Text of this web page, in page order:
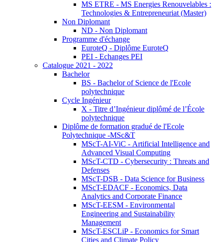
MS ETRE - MS Energies Renouvelables :
Technologies & Entrepreneuriat (Master)
Non Diplomant
ND - Non Diplomant
Programme d'échange
EuroteQ - Diplôme EuroteQ
PEI - Echanges PEI
Catalogue 2021 - 2022
Bachelor
BS - Bachelor of Science de l'Ecole
polytechnique
Cycle Ingénieur
X - Titre d’Ingénieur diplômé de l’École
polytechnique
Diplôme de formation gradué de l'Ecole
Polytechnique -MSc&T
MScT-AI-ViC - Artificial Intelligence and
Advanced Visual Computing
MScT-CTD - Cybersecurity : Threats and
Defenses
MScT-DSB - Data Science for Business
MScT-EDACF - Economics, Data
Analytics and Corporate Finance
MScT-EESM - Environmental
Engineering and Sustainability
Management
MScT-ESCLiP - Economics for Smart
Cities and Climate Policy